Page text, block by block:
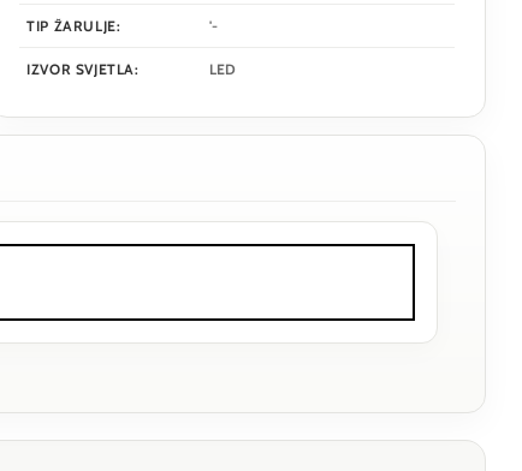
TIP ŽARULJE: '-
IZVOR SVJETLA: LED